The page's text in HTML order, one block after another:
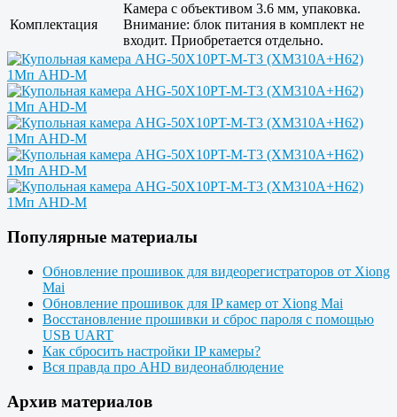
Комплектация
Камера с объективом 3.6 мм, упаковка.
Внимание: блок питания в комплект не
входит. Приобретается отдельно.
Популярные материалы
Обновление прошивок для видеорегистраторов от Xiong
Mai
Обновление прошивок для IP камер от Xiong Mai
Восстановление прошивки и сброс пароля с помощью
USB UART
Как сбросить настройки IP камеры?
Вся правда про AHD видеонаблюдение
Архив материалов